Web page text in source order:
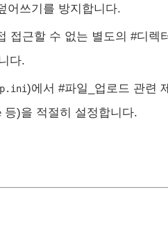
어쓰기를 방지합니다.
접근할 수 없는 별도의 #디렉
다.
)에서 #파일_업로드 관련
등)을 적절히 설정합니다.